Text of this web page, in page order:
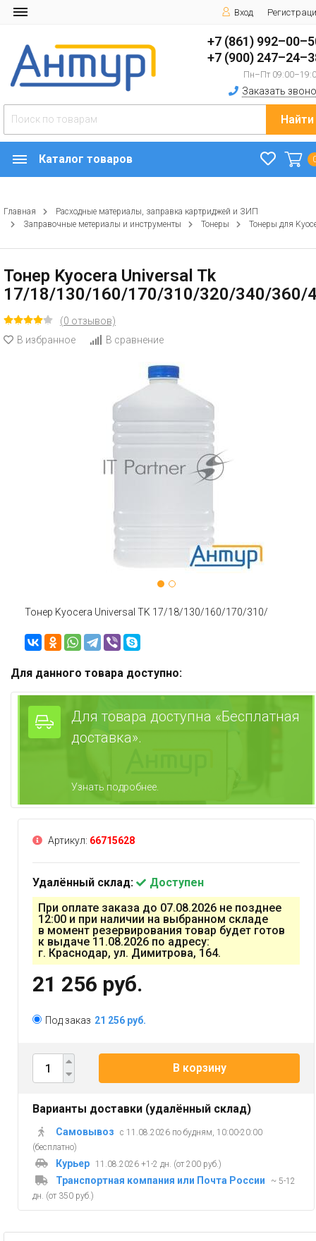
Вход
+7 (861)
+7 (900)
Пн–Пт
Заказать
Найти
Каталог товаров
Главная
Расходные материалы, заправка картриджей и ЗИП
Заправочные метериалы и инструменты
Тонеры Тонеры для
Тонер Kyocera Universal Tk
17/18/130/160/170/310/320/340/
(0 отзывов)
В избранное
В сравнение
Тонер Kyocera Universal TK 17/18/130/160/170/310/
Для данного товара доступно:
Для товара доступна «Бесплатная
доставка».
Узнать подробнее.
Артикул: 66715628
Удалённый склад:
Доступен
При оплате заказа до 07.08.2026 не позднее
12:00 и при наличии на выбранном складе
в момент резервирования товар будет готов
к выдаче 11.08.2026 по адресу:
г. Краснодар, ул. Димитрова, 164.
21 256 руб.
Под заказ 21 256 руб.
В корзину
Варианты доставки (удалённый склад)
Самовывоз
с 11.08.2026 по будням, 10:00-20:00
(бесплатно)
Курьер 11.08.2026 +1-2 дн. (от 200 руб.)
Транспортная компания или Почта России
~ 5-12
дн. (от 350 руб.)